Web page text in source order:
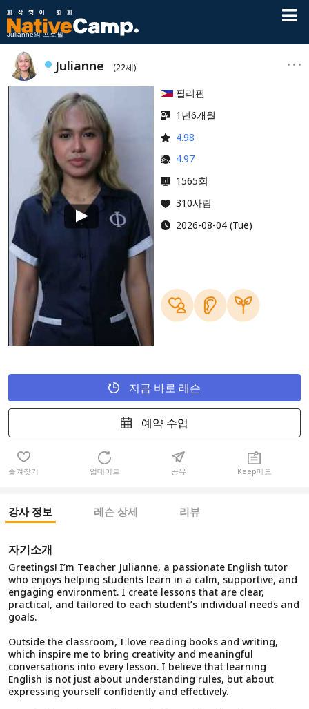
Julianne의 프로필
Julianne (22세)
필리핀
1년6개월
4.98
4.97
1565회
310사람
2026-08-04 (Tue)
지금 바로 레슨
예약 수업
즐겨찾기 업데이트 공유 Keep메모
강사 정보 레슨 상세 리뷰
자기소개
Greetings! I’m Teacher Julianne, a passionate English tutor
who enjoys helping students learn in a calm, supportive, and
engaging environment. I create lessons that are clear,
practical, and tailored to each student’s individual needs and
goals.
Outside the classroom, I love reading books and writing,
which inspire me to bring creativity and meaningful
conversations into every lesson. I believe that learning
English is not just about understanding rules, but about
expressing yourself confidently and effectively.